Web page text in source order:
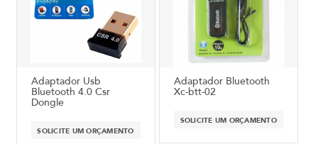
Adaptador Usb
Bluetooth 4.0 Csr
Dongle
SOLICITE UM ORÇAMENTO
Adaptador Bluetooth
Xc-btt-02
SOLICITE UM ORÇAMENTO